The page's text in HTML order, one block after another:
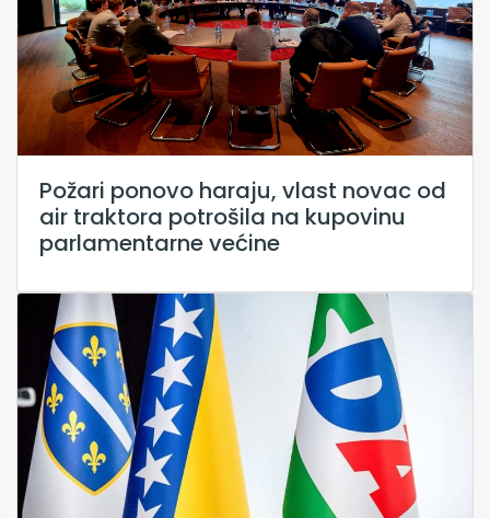
Požari ponovo haraju, vlast novac od
air traktora potrošila na kupovinu
parlamentarne većine